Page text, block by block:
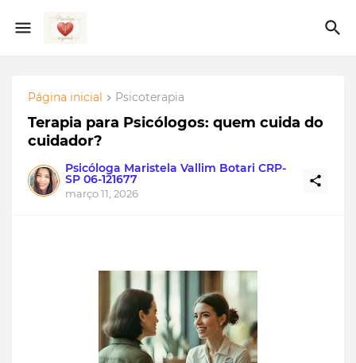
Página inicial Psicoterapia
Terapia para Psicólogos: quem cuida do
cuidador?
Psicóloga Maristela Vallim Botari CRP-
SP 06-121677
março 11, 2026